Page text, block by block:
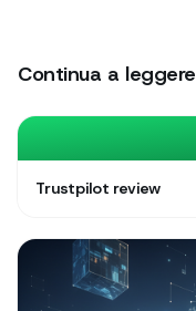
Continua a leggere
Trustpilot review